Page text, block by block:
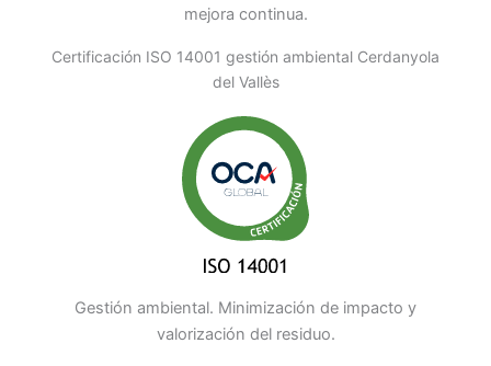
mejora continua.
Certificación ISO 14001 gestión ambiental Cerdanyola
del Vallès
Gestión ambiental. Minimización de impacto y
valorización del residuo.